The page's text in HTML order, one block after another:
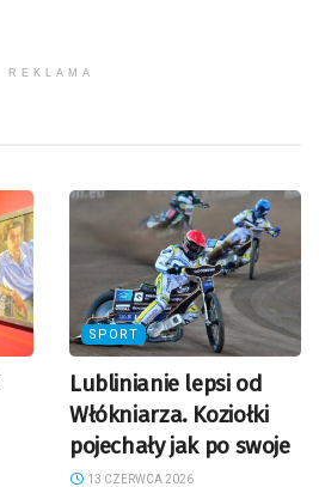
REKLAMA
SPORT
Lublinianie lepsi od
Włókniarza. Koziołki
pojechały jak po swoje
13 CZERWCA 2026